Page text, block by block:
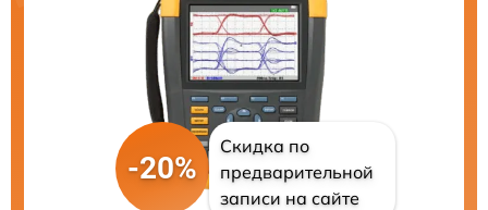
-20%
Скидка по
предварительной
записи на сайте